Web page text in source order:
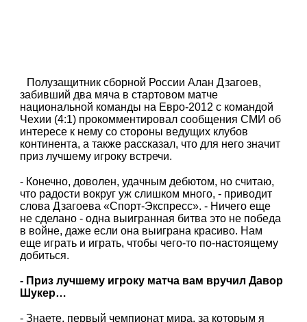
Полузащитник сборной России Алан Дзагоев,
забивший два мяча в стартовом матче
национальной команды на Евро-2012 с командой
Чехии (4:1) прокомментировал сообщения СМИ об
интересе к нему со стороны ведущих клубов
континента, а также рассказал, что для него значит
приз лучшему игроку встречи.
- Конечно, доволен, удачным дебютом, но считаю,
что радости вокруг уж слишком много, - приводит
слова Дзагоева «Спорт-Экспресс». - Ничего еще
не сделано - одна выигранная битва это не победа
в войне, даже если она выиграна красиво. Нам
еще играть и играть, чтобы чего-то по-настоящему
добиться.
- Приз лучшему игроку матча вам вручил Давор
Шукер…
- Знаете, первый чемпионат мира, за которым я